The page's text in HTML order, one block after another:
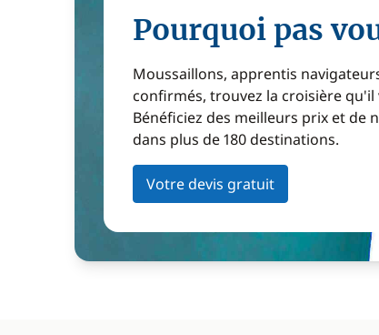
Pourquoi pas
Moussaillons, apprentis
confirmés, trouvez la croisière qu'il
Bénéficiez des meilleurs prix et de
dans plus de 180 destinations.
Votre devis gratuit